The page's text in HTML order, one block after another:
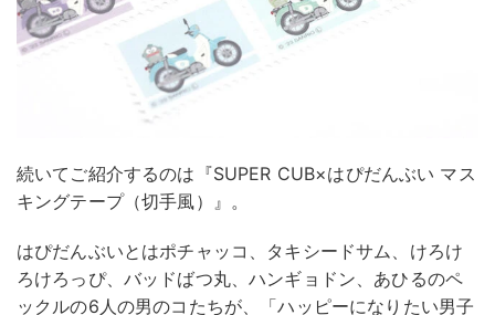
続いてご紹介するのは『SUPER CUB×はぴだんぶい マス
キングテープ（切手風）』。
はぴだんぶいとはポチャッコ、タキシードサム、けろけ
ろけろっぴ、バッドばつ丸、ハンギョドン、あひるのペ
ックルの6人の男のコたちが、「ハッピーになりたい男子